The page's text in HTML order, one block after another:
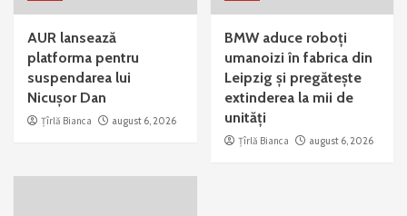
AUR lansează
platforma pentru
suspendarea lui
Nicușor Dan
Țîrlă Bianca august 6, 2026
BMW aduce roboți
umanoizi în fabrica din
Leipzig și pregătește
extinderea la mii de
unități
Țîrlă Bianca august 6, 2026